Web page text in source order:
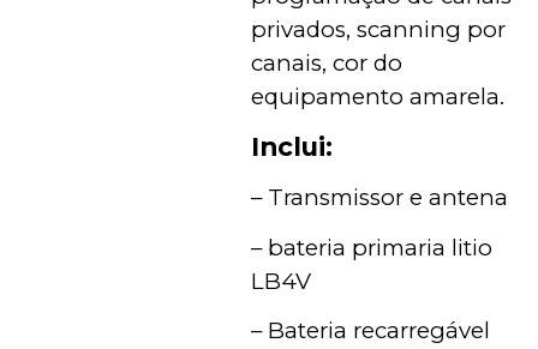
privados, scanning por
canais, cor do
equipamento amarela.
Inclui:
– Transmissor e antena
– bateria primaria litio
LB4V
– Bateria recarregável